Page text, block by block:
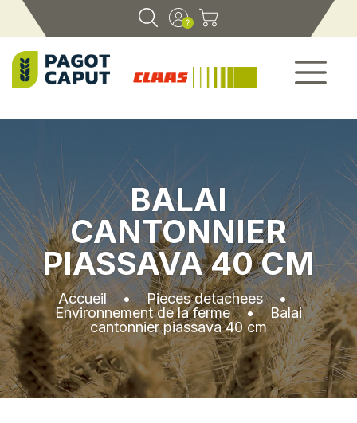
BALAI
CANTONNIER
PIASSAVA 40 CM
Accueil•Pieces detachees•
Environnement de la ferme•Balai
cantonnier piassava 40 cm